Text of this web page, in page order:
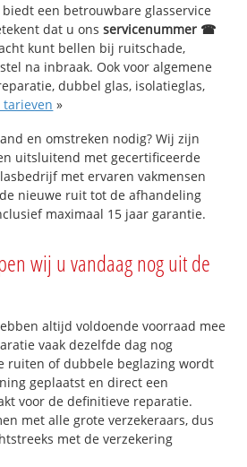
een betrouwbare glasservice
dat u onsservicenummer ☎
kunt bellen bij ruitschade,
na inbraak. Ook voor algemene
dubbel glas, isolatieglas,
tarieven »
en omstreken nodig? Wij zijn
uitsluitend met gecertificeerde
met ervaren vakmensen
nieuwe ruit tot de afhandeling
maximaal 15 jaar garantie.
wij u vandaag nog uit de
altijd voldoende voorraad mee
vaak dezelfde dag nog
ruiten of dubbele beglazing wordt
geplaatst en direct een
voor de definitieve reparatie.
met alle grote verzekeraars, dus
met de verzekering